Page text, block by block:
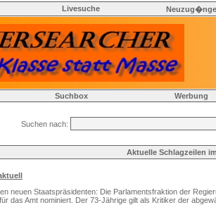
Livesuche Neuzug�nge
Suchbox Werbung
Suchen nach:
Aktuelle Schlagzeilen
neuen Staatspräsidenten: Die Parlamentsfraktion der
das Amt nominiert. Der 73-Jährige gilt als Kritiker der